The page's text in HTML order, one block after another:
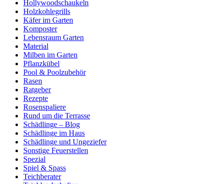
Hollywoodschaukeln
Holzkohlegrills
Käfer im Garten
Komposter
Lebensraum Garten
Material
Milben im Garten
Pflanzkübel
Pool & Poolzubehör
Rasen
Ratgeber
Rezepte
Rosenspaliere
Rund um die Terrasse
Schädlinge – Blog
Schädlinge im Haus
Schädlinge und Ungeziefer
Sonstige Feuerstellen
Spezial
Spiel & Spass
Teichberater